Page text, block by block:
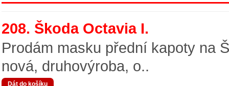
208. Škoda Octavia I.
Prodám masku přední kapoty na
nová, druhovýroba, o..